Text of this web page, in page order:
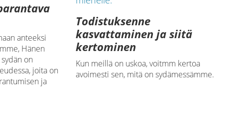
anteeksi
Hänen
on
joita on
ja
Todistuksenne
kasvattaminen ja siitä
kertominen
Kun meillä on uskoa, voitmm kertoa
avoimesti sen, mitä on sydämessämme.